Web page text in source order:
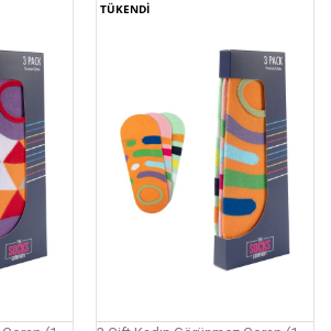
TÜKENDİ